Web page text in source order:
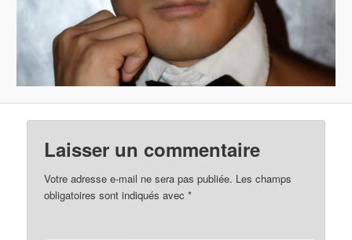
Laisser un commentaire
Votre adresse e-mail ne sera pas publiée. Les champs
obligatoires sont indiqués avec*